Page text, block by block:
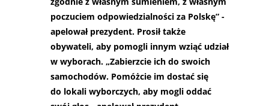
poczuciem odpowiedzialności za Polskę” -
apelował prezydent. Prosił także
obywateli, aby pomogli innym wziąć udział
w wyborach. „Zabierzcie ich do swoich
samochodów. Pomóżcie im dostać się
do lokali wyborczych, aby mogli oddać